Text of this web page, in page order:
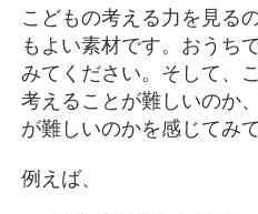
こどもの考える力を見る
もよい素材です。おうち
みてください。そして、
考えることが難しいのか
が難しいのかを感じてみ
例えば、